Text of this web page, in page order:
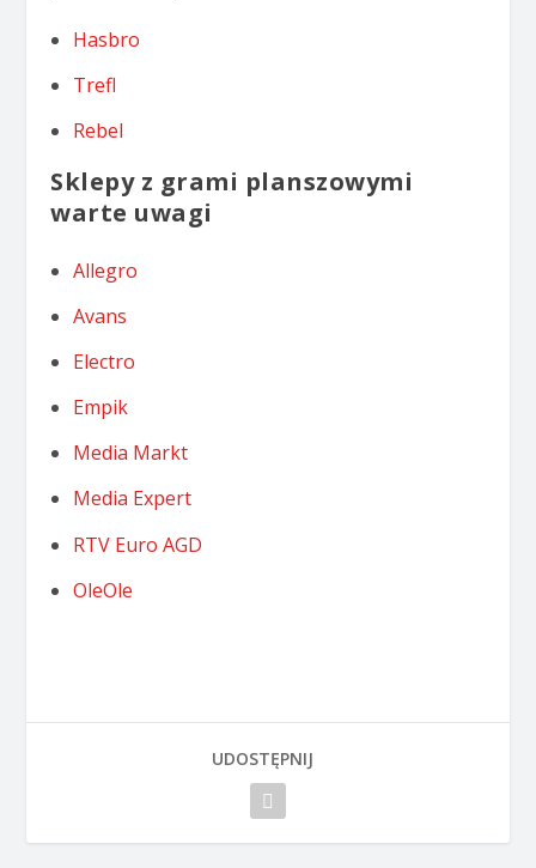
Hasbro
Trefl
Rebel
Sklepy z grami planszowymi
warte uwagi
Allegro
Avans
Electro
Empik
Media Markt
Media Expert
RTV Euro AGD
OleOle
UDOSTĘPNIJ